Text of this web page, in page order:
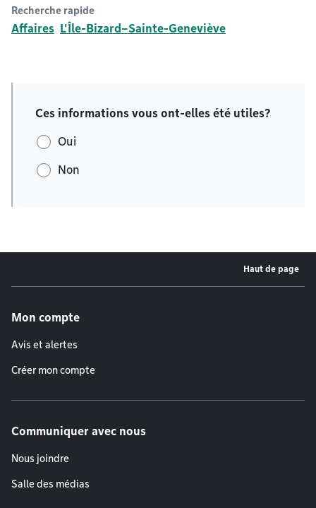
Recherche rapide
Affaires L'Île-Bizard–Sainte-Geneviève
Ces informations vous ont-elles été utiles?
Oui
Non
Haut de page
Mon compte
Avis et alertes
Créer mon compte
Communiquer avec nous
Nous joindre
Salle des médias